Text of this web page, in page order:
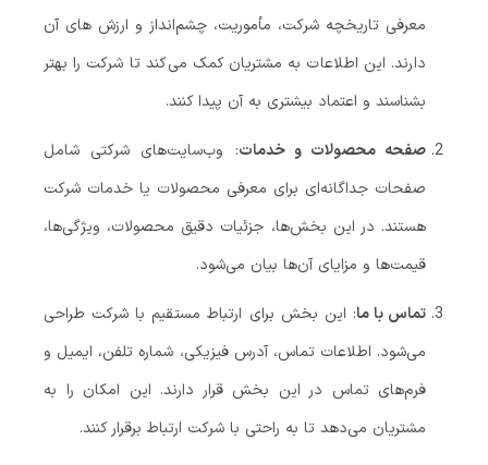
معرفی تاریخچه شرکت، مأموریت، چشم‌انداز و ارزش ‌های آن
دارند. این اطلاعات به مشتریان کمک می‌کند تا شرکت را بهتر
بشناسند و اعتماد بیشتری به آن پیدا کنند.
صفحه محصولات و خدمات: وب‌سایت‌های شرکتی شامل
صفحات جداگانه‌ای برای معرفی محصولات یا خدمات شرکت
هستند. در این بخش‌ها، جزئیات دقیق محصولات، ویژگی‌ها،
قیمت‌ها و مزایای آن‌ها بیان می‌شود.
تماس با ما: این بخش برای ارتباط مستقیم با شرکت طراحی
می‌شود. اطلاعات تماس، آدرس فیزیکی، شماره تلفن، ایمیل و
فرم‌های تماس در این بخش قرار دارند. این امکان را به
مشتریان می‌دهد تا به راحتی با شرکت ارتباط برقرار کنند.